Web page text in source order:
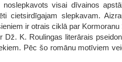
visai dīvainos
cietsirdīgajam slepkavam.
ir otrais ciklā par
K. Roulingas literārais
Pēc šo romānu motīviem